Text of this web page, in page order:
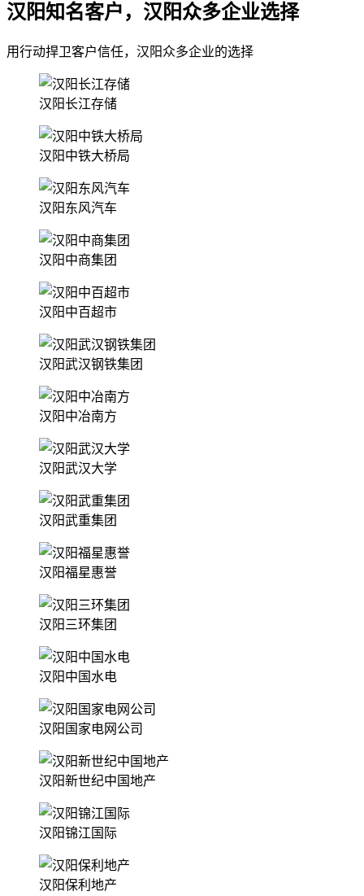
汉阳知名客户，汉阳众多企业选择
用行动捍卫客户信任，汉阳众多企业的选择
汉阳长江存储
汉阳中铁大桥局
汉阳东风汽车
汉阳中商集团
汉阳中百超市
汉阳武汉钢铁集团
汉阳中冶南方
汉阳武汉大学
汉阳武重集团
汉阳福星惠誉
汉阳三环集团
汉阳中国水电
汉阳国家电网公司
汉阳新世纪中国地产
汉阳锦江国际
汉阳保利地产